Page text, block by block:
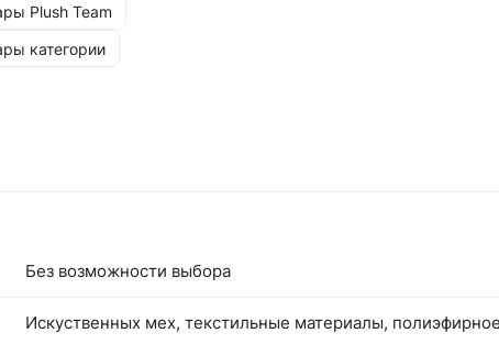
Plush Team
категории
Без возможности выбора
Искуственных мех, текстильные материалы,